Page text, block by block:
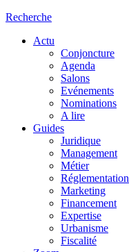
Recherche
Actu
Conjoncture
Agenda
Salons
Evénements
Nominations
A lire
Guides
Juridique
Management
Métier
Réglementation
Marketing
Financement
Expertise
Urbanisme
Fiscalité